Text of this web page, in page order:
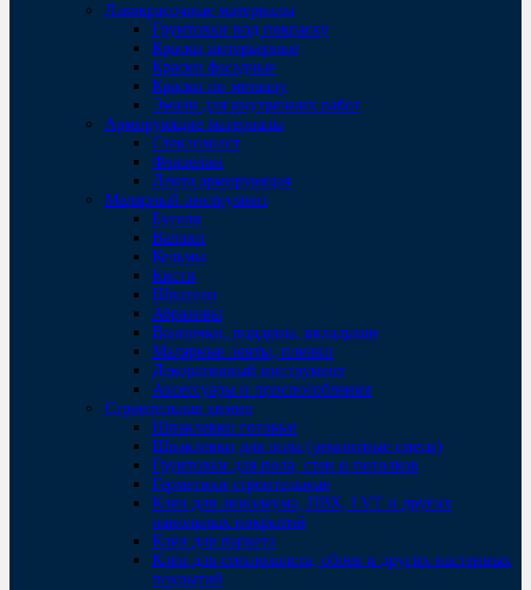
Лакокрасочные материалы
Грунтовки под покраску
Краски интерьерные
Краски фасадные
Краски по металлу
Эмали для внутренних работ
Армирующие материалы
Стеклохолст
Флизелин
Лента армирующая
Малярный инструмент
Бугели
Валики
Кельмы
Кисти
Шпатели
Абразивы
Ванночки, поддоны, вкладыши
Малярные ленты, пленки
Декоративный инструмент
Аксессуары и приспособления
Строительная химия
Шпаклевки готовые
Шпаклевки для пола (ремонтные смеси)
Грунтовки для пола, стен и потолков
Герметики строительные
Клеи для линолеума, ПВХ, LVT и других
напольных покрытий
Клеи для паркета
Клеи для стеклохолста, обоев и других настенных
покрытий